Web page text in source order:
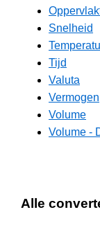
Snelheid
Tijd
Valuta
Vermogen
Volume
Volume -
Alle